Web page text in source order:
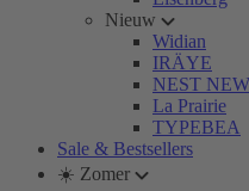
Nieuw
Widian
IRÄYE
NEST
La Prairie
TYPEBEA
Sale & Bestsellers
☀️ Zomer